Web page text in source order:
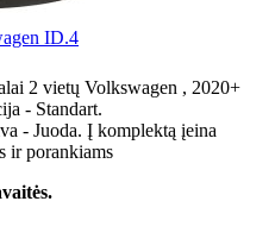
ID.4
2 vietų Volkswagen , 2020+
- Standart.
- Juoda. Į komplektą įeina
ir porankiams